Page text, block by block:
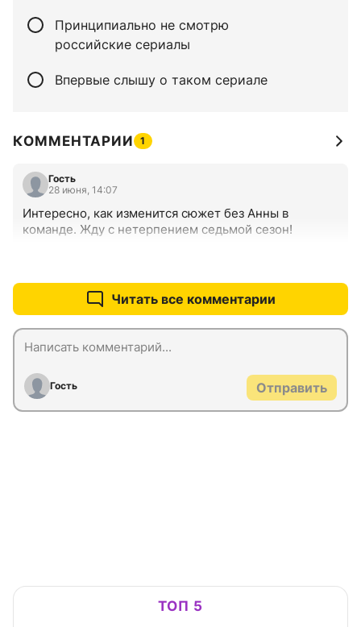
Принципиально не смотрю
российские сериалы
Впервые слышу о таком сериале
КОММЕНТАРИИ 1
Гость
28 июня, 14:07
Интересно, как изменится сюжет без Анны в
команде. Жду с нетерпением седьмой сезон!
Читать все комментарии
Гость Отправить
ТОП 5